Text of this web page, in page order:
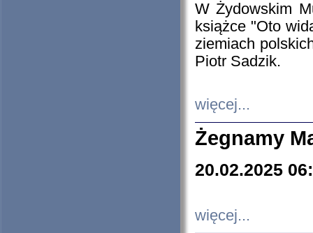
W Żydowskim
książce "Oto
ziemiach
Piotr Sadzik.
więcej...
Żegnamy
20.02.2025
więcej...